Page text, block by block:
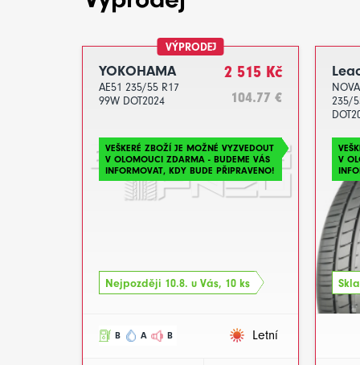
VÝPRODEJ
YOKOHAMA
AE51 235/55 R17
99W DOT2024
2 515 Kč
104.77 €
VEŠKERÉ ZBOŽÍ JE MOŽNÉ VYZVEDOUT
V OLOMOUCI ZDARMA - BUDEME VÁS
INFORMOVAT, KDY BUDE PŘIPRAVENO!
Nejpozději 10.8. u Vás, 10 ks
B A B Letní
235/
V